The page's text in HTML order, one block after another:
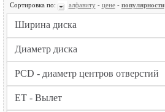
Сортировка по: алфавиту- цене- популярности